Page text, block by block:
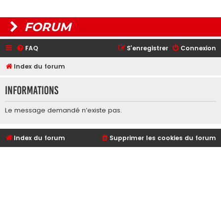
FORUM
FAQ Connexion
S’enregistrer
Index du forum
Informations
Le message demandé n’existe pas.
Index du forum Supprimer les cookies du forum